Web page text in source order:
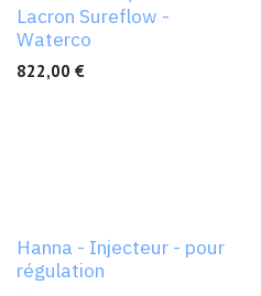
Lacron Sureflow -
Waterco
822,00 €
Hanna - Injecteur - pour
régulation